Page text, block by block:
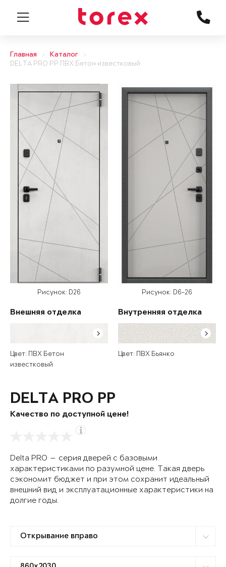
Главная
Каталог
DELTA PRO PP ПВХ Бетон известковый
Рисунок: D26
Внешняя отделка
Цвет: ПВХ Бетон
известковый
Рисунок: D6-26
Внутренняя отделка
Цвет: ПВХ Бьянко
DELTA PRO PP
Качество по доступной цене!
Delta PRO — серия дверей с базовыми
характеристиками по разумной цене. Такая дверь
сэкономит бюджет и при этом сохранит идеальный
внешний вид и эксплуатационные характеристики на
долгие годы.